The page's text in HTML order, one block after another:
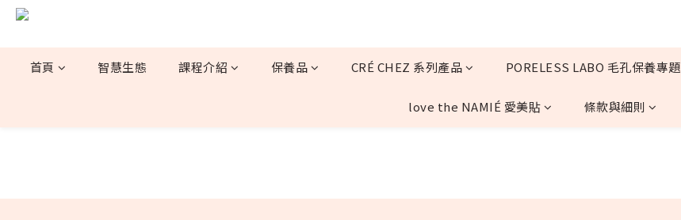
首頁 智慧生態 課程介紹 保養品 CRÉ CHEZ 系列產品 PORELESS LABO 毛孔保養專題
love the NAMIÉ 愛美貼 條款與細則